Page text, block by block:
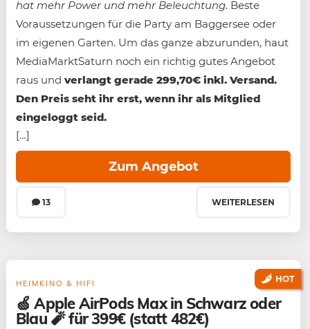
hat mehr Power und mehr Beleuchtung. Beste
Voraussetzungen für die Party am Baggersee oder
im eigenen Garten. Um das ganze abzurunden, haut
MediaMarktSaturn noch ein richtig gutes Angebot
raus und verlangt gerade 299,70€ inkl. Versand.
Den Preis seht ihr erst, wenn ihr als Mitglied
eingeloggt seid.
[…]
13
Zum Angebot
WEITERLESEN
HEIMKINO & HIFI
🍏 Apple AirPods Max in Schwarz oder
Blau 🧨 für 399€ (statt 482€)
HOT